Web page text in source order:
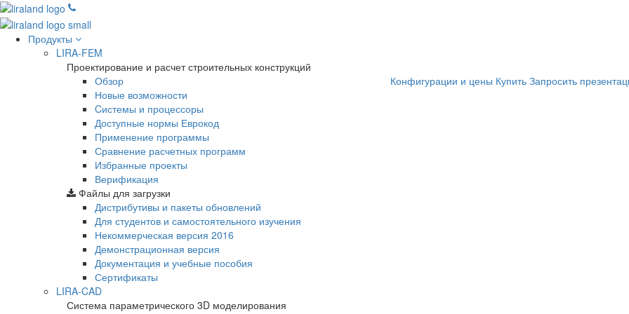
Продукты
LIRA-FEM
Проектирование и расчет строительных конструкций
Обзор
Новые возможности
Cистемы и процессоры
Доступные нормы Еврокод
Применение программы
Сравнение расчетных программ
Избранные проекты
Верификация
Конфигурации и цены Купить Запросить
Файлы для загрузки
Дистрибутивы и пакеты обновлений
Для студентов и самостоятельного изучения
Некоммерческая версия 2016
Демонстрационная версия
Документация и учебные пособия
Сертификаты
LIRA-CAD
Система параметрического 3D моделирования